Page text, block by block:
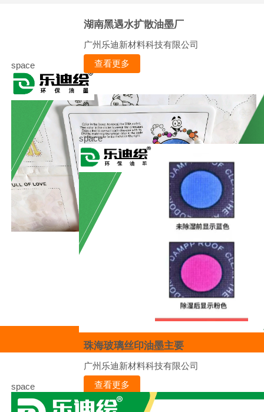
space
湖南黑遇水扩散油墨厂
广州乐迪新材料科技有限公司
查看更多
space
珠海玻璃丝印油墨主要
广州乐迪新材料科技有限公司
查看更多
space